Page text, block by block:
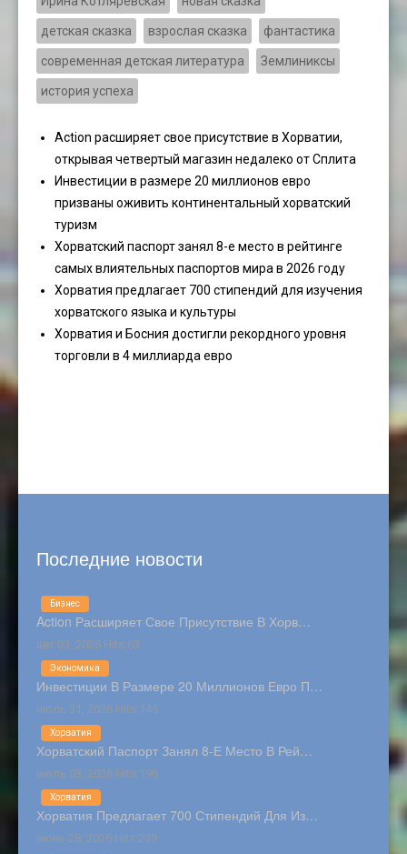
детская сказка взрослая сказка фантастика
современная детская литература Землиниксы
история успеха
Action расширяет свое присутствие в Хорватии,
открывая четвертый магазин недалеко от Сплита
Инвестиции в размере 20 миллионов евро
призваны оживить континентальный хорватский
туризм
Хорватский паспорт занял 8-е место в рейтинге
самых влиятельных паспортов мира в 2026 году
Хорватия предлагает 700 стипендий для изучения
хорватского языка и культуры
Хорватия и Босния достигли рекордного уровня
торговли в 4 миллиарда евро
Последние новости
Action Расширяет Свое Присутствие В Хорв…
авг 03, 2026 Hits:63
Бизнес
Инвестиции В Размере 20 Миллионов Евро П…
июль 31, 2026 Hits:145
Экономика
Хорватский Паспорт Занял 8-Е Место В Рей…
июль 03, 2026 Hits:196
Хорватия
Хорватия Предлагает 700 Стипендий Для Из…
июнь 28, 2026 Hits:239
Хорватия